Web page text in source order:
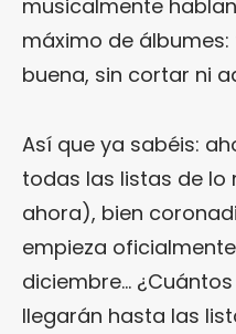
musicalmente
máximo de
buena, sin cortar ni
Así que ya sabéis:
todas las listas de lo
ahora), bien
empieza
diciembre…
llegarán hasta las